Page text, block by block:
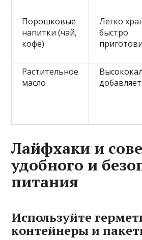
Порошковые
напитки (чай,
кофе)
Легко
быстро
Растительное
масло
Лайфхаки и
удобного и
питания
Используйте
контейнеры и